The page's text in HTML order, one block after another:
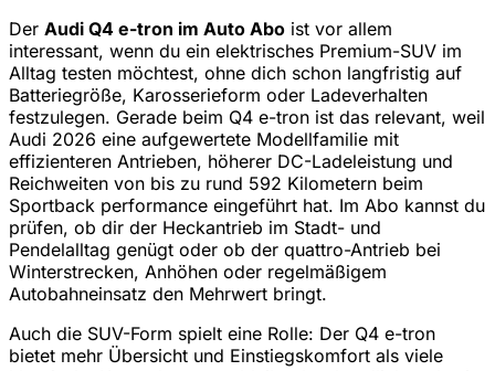
Der Audi Q4 e-tron im Auto Abo ist vor allem
interessant, wenn du ein elektrisches Premium-SUV im
Alltag testen möchtest, ohne dich schon langfristig auf
Batteriegröße, Karosserieform oder Ladeverhalten
festzulegen. Gerade beim Q4 e-tron ist das relevant, weil
Audi 2026 eine aufgewertete Modellfamilie mit
effizienteren Antrieben, höherer DC-Ladeleistung und
Reichweiten von bis zu rund 592 Kilometern beim
Sportback performance eingeführt hat. Im Abo kannst du
prüfen, ob dir der Heckantrieb im Stadt- und
Pendelalltag genügt oder ob der quattro-Antrieb bei
Winterstrecken, Anhöhen oder regelmäßigem
Autobahneinsatz den Mehrwert bringt.
Auch die SUV-Form spielt eine Rolle: Der Q4 e-tron
bietet mehr Übersicht und Einstiegskomfort als viele